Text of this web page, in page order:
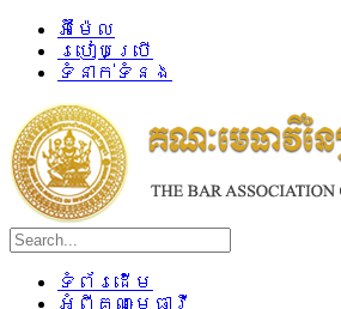
អ៊ីម៉ែល
របៀបប្រើ
ទំនាក់ទំនង
ទំព័រដើម
អំពីគណៈមេធាវី